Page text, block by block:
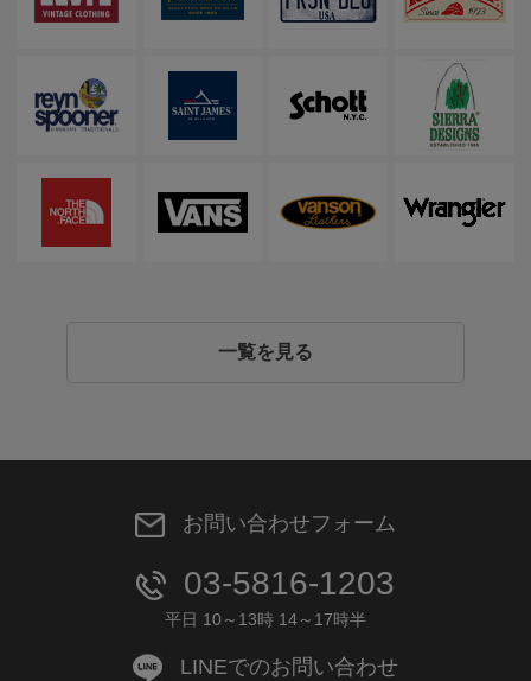
一覧を見る
お問い合わせフォーム
03-5816-1203
平日 10～13時 14～17時半
LINEでのお問い合わせ